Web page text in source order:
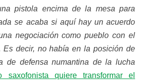
pistola encima de la mesa para
se acaba si aquí hay un acuerdo
negociación como pueblo con el
Es decir, no había en la posición de
de defensa numantina de la lucha
saxofonista quiere transformar el